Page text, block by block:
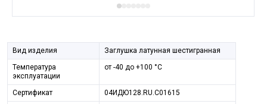
Вид изделия
Заглушка латунная шестигранная
Температура
эксплуатации
от -40 до +100 °С
Сертификат
04ИДЮ128.RU.С01615